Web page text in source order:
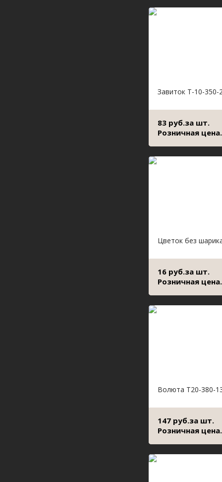
Завиток Т-10-350-
83 руб.за шт.
Розничная цена.
Цветок без
16 руб.за шт.
Розничная цена.
Волюта Т20-380-
147 руб.за шт.
Розничная цена.